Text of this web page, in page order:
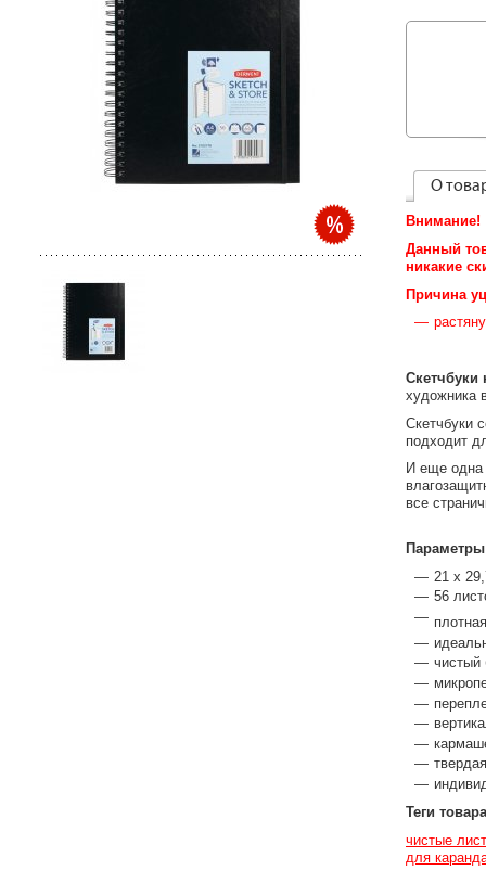
О
Внимание!
Данный
никакие
Причина
Скетчбуки
художника
Скетчбуки
подходит
И еще одна
все
Параметры
21 x
56
чистый
Теги товара
чистые
для